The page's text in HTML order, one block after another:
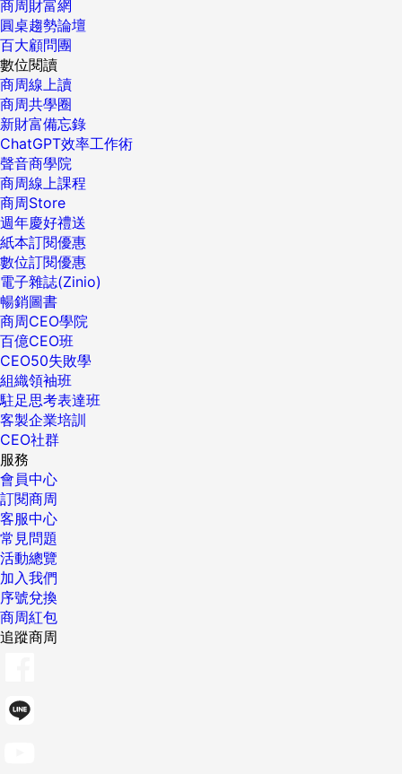
商周財富網
圓桌趨勢論壇
百大顧問團
數位閱讀
商周線上讀
商周共學圈
新財富備忘錄
ChatGPT效率工作術
聲音商學院
商周線上課程
商周Store
週年慶好禮送
紙本訂閱優惠
數位訂閱優惠
電子雜誌(Zinio)
暢銷圖書
商周CEO學院
百億CEO班
CEO50失敗學
組織領袖班
駐足思考表達班
客製企業培訓
CEO社群
服務
會員中心
訂閱商周
客服中心
常見問題
活動總覽
加入我們
序號兌換
商周紅包
追蹤商周